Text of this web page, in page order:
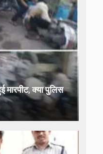
मारपीट, क्या पुलिस